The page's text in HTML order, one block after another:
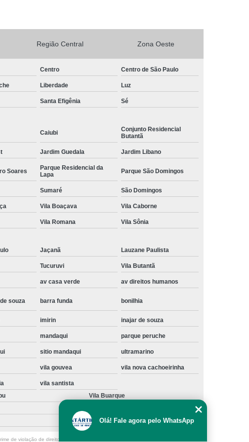
Conserto de Adega Climatizada
de Adega Quebrada
Conserto Placa Adega
Conserto de Geladeira Expositora
Conserto de Geladeira Expositora Vertical
de Geladeira Expositora
Conserto para Geladeira Expositora
de Bar
Brastemp Instalação de Fogão
Instalação de Fogão
Instalação de Fogão a Gas
Instalação de Fogão Cooktop
de Fogão Gás Encanado
Instalação Fogão
Roupa
Instalação Maquina de Lavar Roupa
Instalação Maquina Lavar e Seca
Roupa
Instalar Maquina de Lavar Samsung
Maquina de Lavar Roupa Instalação
de Lavar
Instalação de Lava e Seca
Instalação de Maquina Lava e Seca
Lava e Seca Samsung
Instalação Lava Seca
Instalação Maquina Lava e Seca Samsung
e Seca
Lava e Seca Instalação
Samsung Instalação Lava e Seca
de Fogão a Gas
Manutenção de Fogão Cooktop
Região Central Zona Oeste
Centro Centro de São Paulo
Liberdade Luz
Santa Efigênia Sé
Caiubi
Conjunto Residencial
Butantã
Jardim Guedala Jardim Libano
Soares
Parque Residencial da
Lapa
Parque São Domingos
Sumaré São Domingos
Vila Boaçava Vila Caborne
Vila Romana Vila Sônia
Jaçanã Lauzane Paulista
Tucuruvi Vila Butantã
av casa verde av direitos humanos
souza barra funda bonilhia
imirin inajar de souza
mandaqui parque peruche
sitio mandaqui ultramarino
vila gouvea vila nova cachoeirinha
vila santista
Vila Buarque
de violação de direito autoral – artigo 184 do Código Penal –
Olá! Fale agora pelo WhatsApp